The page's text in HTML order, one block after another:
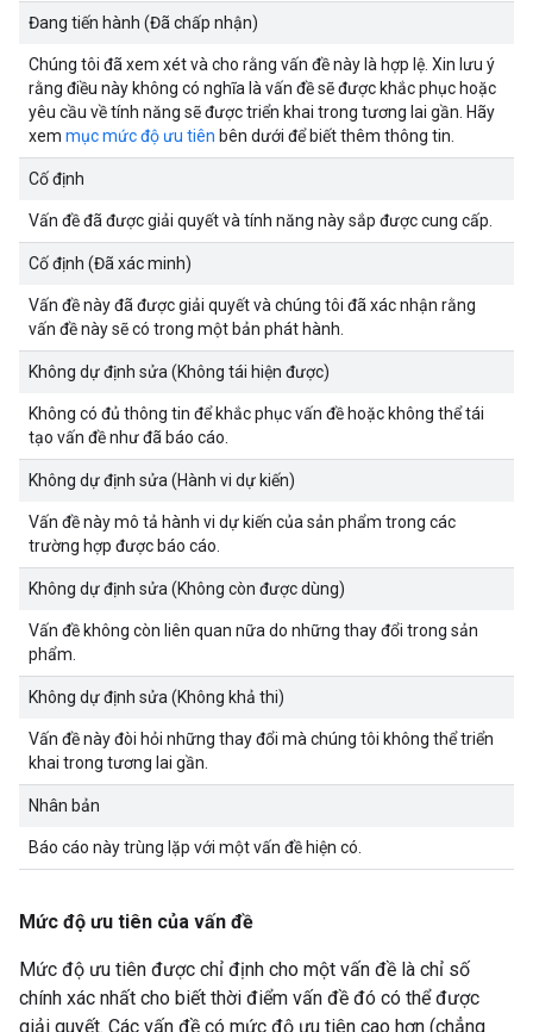
Đang tiến hành (Đã chấp nhận)
Chúng tôi đã xem xét và cho rằng vấn đề này là hợp lệ. Xin lưu ý
rằng điều này không có nghĩa là vấn đề sẽ được khắc phục hoặc
yêu cầu về tính năng sẽ được triển khai trong tương lai gần. Hãy
xem mục mức độ ưu tiên bên dưới để biết thêm thông tin.
Cố định
Vấn đề đã được giải quyết và tính năng này sắp được cung cấp.
Cố định (Đã xác minh)
Vấn đề này đã được giải quyết và chúng tôi đã xác nhận rằng
vấn đề này sẽ có trong một bản phát hành.
Không dự định sửa (Không tái hiện được)
Không có đủ thông tin để khắc phục vấn đề hoặc không thể tái
tạo vấn đề như đã báo cáo.
Không dự định sửa (Hành vi dự kiến)
Vấn đề này mô tả hành vi dự kiến của sản phẩm trong các
trường hợp được báo cáo.
Không dự định sửa (Không còn được dùng)
Vấn đề không còn liên quan nữa do những thay đổi trong sản
phẩm.
Không dự định sửa (Không khả thi)
Vấn đề này đòi hỏi những thay đổi mà chúng tôi không thể triển
khai trong tương lai gần.
Nhân bản
Báo cáo này trùng lặp với một vấn đề hiện có.
Mức độ ưu tiên của vấn đề
Mức độ ưu tiên được chỉ định cho một vấn đề là chỉ số
chính xác nhất cho biết thời điểm vấn đề đó có thể được
giải quyết. Các vấn đề có mức độ ưu tiên cao hơn (chẳng